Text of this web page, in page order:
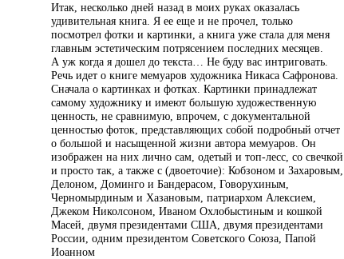
Итак, несколько дней назад в моих руках оказалась
удивительная книга. Я ее еще и не прочел, только
посмотрел фотки и картинки, а книга уже стала для меня
главным эстетическим потрясением последних месяцев.
А уж когда я дошел до текста… Не буду вас интриговать.
Речь идет о книге мемуаров художника Никаса Сафронова.
Сначала о картинках и фотках. Картинки принадлежат
самому художнику и имеют большую художественную
ценность, не сравнимую, впрочем, с документальной
ценностью фоток, представляющих собой подробный отчет
о большой и насыщенной жизни автора мемуаров. Он
изображен на них лично сам, одетый и топ-лесс, со свечкой
и просто так, а также с (двоеточие): Кобзоном и Захаровым,
Делоном, Доминго и Бандерасом, Говорухиным,
Черномырдиным и Хазановым, патриархом Алексием,
Джеком Николсоном, Иваном Охлобыстиным и кошкой
Масей, двумя президентами США, двумя президентами
России, одним президентом Советского Союза, Папой
Иоанном